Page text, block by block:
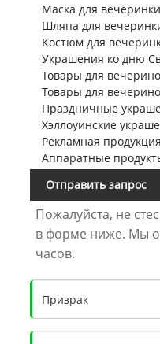
Маска для вечеринки
Шляпа для
Костюм для
Украшения ко дню
Товары для
Товары для
Праздничные
Хэллоуинские
Рекламная продукция
Аппаратные
Отправить запрос
Пожалуйста, не
в форме ниже. Мы
часов.